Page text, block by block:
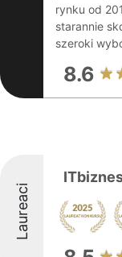
rynku od
starannie
szeroki
8.6
Laureaci